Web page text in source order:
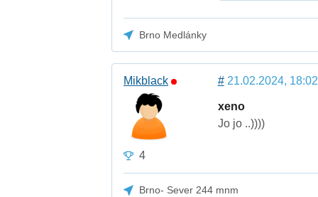
Brno Medlánky
Mikblack
4
#21.02.2024, 18:02
xeno
Jo jo ..))))
Brno- Sever 244 mnm